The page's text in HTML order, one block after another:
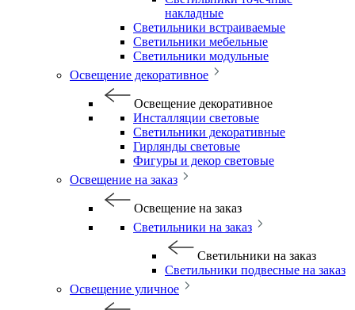
накладные
Светильники встраиваемые
Светильники мебельные
Светильники модульные
Освещение декоративное
Освещение декоративное
Инсталляции световые
Светильники декоративные
Гирлянды световые
Фигуры и декор световые
Освещение на заказ
Освещение на заказ
Светильники на заказ
Светильники на заказ
Светильники подвесные на заказ
Освещение уличное